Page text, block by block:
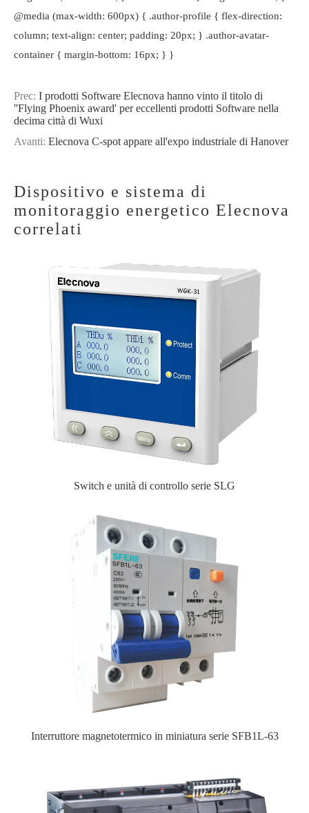
@media (max-width: 600px) { .author-profile { flex-direction:
column; text-align: center; padding: 20px; } .author-avatar-
container { margin-bottom: 16px; } }
Prec: I prodotti Software Elecnova hanno vinto il titolo di
''Flying Phoenix award' per eccellenti prodotti Software nella
decima città di Wuxi
Avanti: Elecnova C-spot appare all'expo industriale di Hanover
Dispositivo e sistema di
monitoraggio energetico Elecnova
correlati
Switch e unità di controllo serie SLG
Interruttore magnetotermico in miniatura serie SFB1L-63